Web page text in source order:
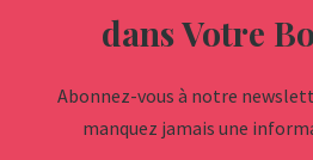
dans Votre
Abonnez-vous à notre
manquez jamais une